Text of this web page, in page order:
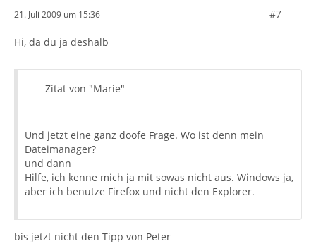
21. Juli 2009 um 15:36 #7
Hi, da du ja deshalb
Zitat von "Marie"
Und jetzt eine ganz doofe Frage. Wo ist denn mein
Dateimanager?
und dann
Hilfe, ich kenne mich ja mit sowas nicht aus. Windows ja,
aber ich benutze Firefox und nicht den Explorer.
bis jetzt nicht den Tipp von Peter